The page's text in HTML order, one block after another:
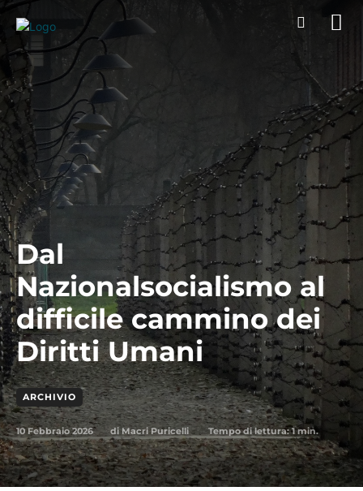
Dal
Nazionalsocialismo al
difficile cammino dei
Diritti Umani
ARCHIVIO
10 Febbraio 2026 di Macri Puricelli Tempo di lettura:1min.